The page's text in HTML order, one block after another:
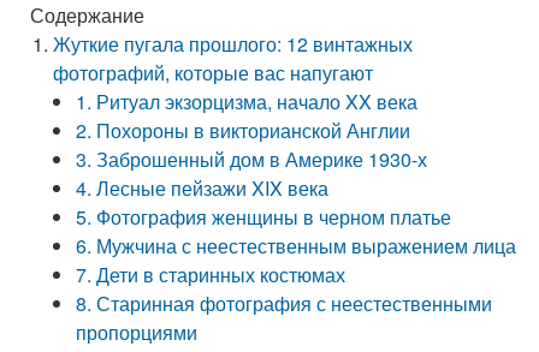
Содержание
Жуткие пугала прошлого: 12 винтажных
фотографий, которые вас напугают
1. Ритуал экзорцизма, начало XX века
2. Похороны в викторианской Англии
3. Заброшенный дом в Америке 1930-х
4. Лесные пейзажи XIX века
5. Фотография женщины в черном платье
6. Мужчина с неестественным выражением лица
7. Дети в старинных костюмах
8. Старинная фотография с неестественными
пропорциями